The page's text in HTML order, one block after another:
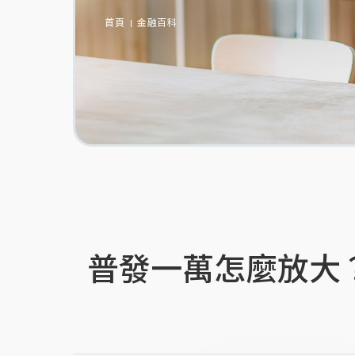
首頁 金融百科
普發一萬怎麼放大